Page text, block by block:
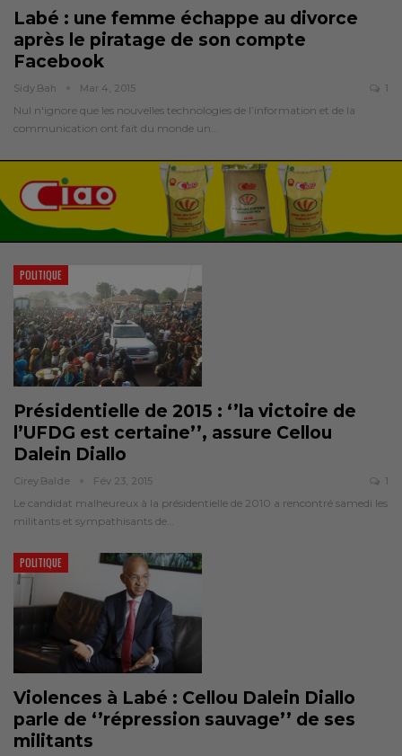
Labé : une femme échappe au divorce
après le piratage de son compte
Facebook
Sidy.bah Mar 4, 2015 1
Nul n'ignore que les nouvelles technologies de l’information et de la
communication ont fait du monde un…
POLITIQUE
Présidentielle de 2015 : ‘’la victoire de
l’UFDG est certaine’’, assure Cellou
Dalein Diallo
Cirey.balde Fév 23, 2015 1
Le candidat malheureux à la présidentielle de 2010 a rencontré samedi les
militants et sympathisants de…
POLITIQUE
Violences à Labé : Cellou Dalein Diallo
parle de ‘’répression sauvage’’ de ses
militants